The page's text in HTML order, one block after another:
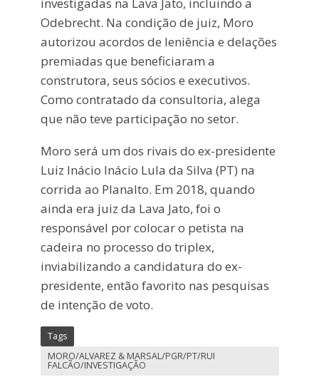
Odebrecht. Na condição de juiz, Moro
autorizou acordos de leniência e delações
premiadas que beneficiaram a
construtora, seus sócios e executivos.
Como contratado da consultoria, alega
que não teve participação no setor.
Moro será um dos rivais do ex-presidente
Luiz Inácio Inácio Lula da Silva (PT) na
corrida ao Planalto. Em 2018, quando
ainda era juiz da Lava Jato, foi o
responsável por colocar o petista na
cadeira no processo do triplex,
inviabilizando a candidatura do ex-
presidente, então favorito nas pesquisas
de intenção de voto.
Tags
MORO/ALVAREZ & MARSAL/PGR/PT/RUI
FALCÃO/INVESTIGAÇÃO